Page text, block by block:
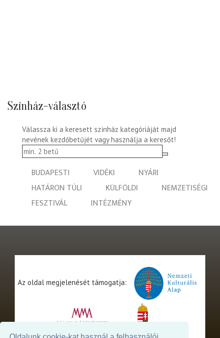
Színház-választó
Válassza ki a keresett színház kategóriáját majd
nevének kezdőbetűjét vagy használja a keresőt!
BUDAPESTI VIDÉKI
NYÁRI
HATÁRON TÚLI
KÜLFÖLDI
NEMZETISÉGI
FESZTIVÁL
INTÉZMÉNY
Az oldal megjelenését támogatja: